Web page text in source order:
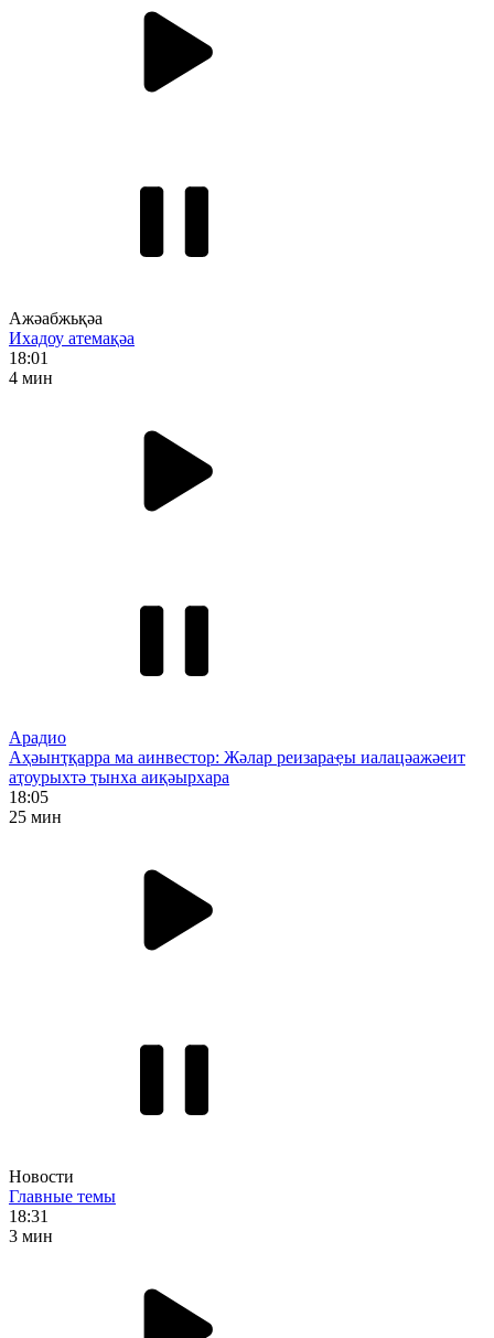
Ажәабжьқәа
Ихадоу атемақәа
18:01
4 мин
Арадио
Аҳәынҭқарра ма аинвестор: Жәлар реизараҿы иалацәажәеит
аҭоурыхтә ҭынха аиқәырхара
18:05
25 мин
Новости
Главные темы
18:31
3 мин